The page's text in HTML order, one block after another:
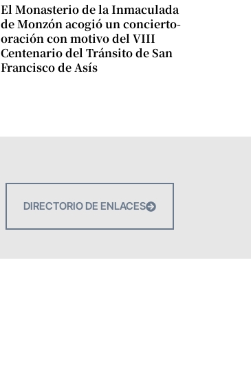
El Monasterio de la Inmaculada
de Monzón acogió un concierto-
oración con motivo del VIII
Centenario del Tránsito de San
Francisco de Asís
DIRECTORIO DE ENLACES